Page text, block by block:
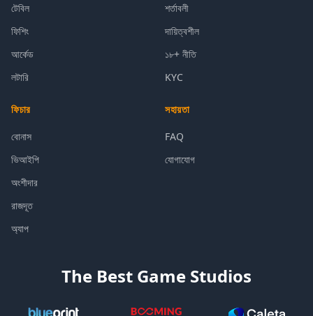
টেবিল
ফিশিং
আর্কেড
লটারি
শর্তাবলী
দায়িত্বশীল
১৮+ নীতি
KYC
ফিচার
বোনাস
ভিআইপি
অংশীদার
রাজদূত
অ্যাপ
সহায়তা
FAQ
যোগাযোগ
The Best Game Studios